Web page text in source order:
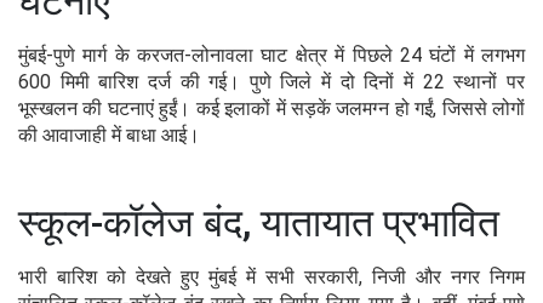
मुंबई-पुणे मार्ग के करजत-लोनावला घाट क्षेत्र में पिछले 24 घंटों में लगभग
600 मिमी बारिश दर्ज की गई। पुणे जिले में दो दिनों में 22 स्थानों पर
भूस्खलन की घटनाएं हुईं। कई इलाकों में सड़कें जलमग्न हो गईं, जिससे लोगों
की आवाजाही में बाधा आई।
स्कूल-कॉलेज बंद, यातायात प्रभावित
भारी बारिश को देखते हुए मुंबई में सभी सरकारी, निजी और नगर निगम